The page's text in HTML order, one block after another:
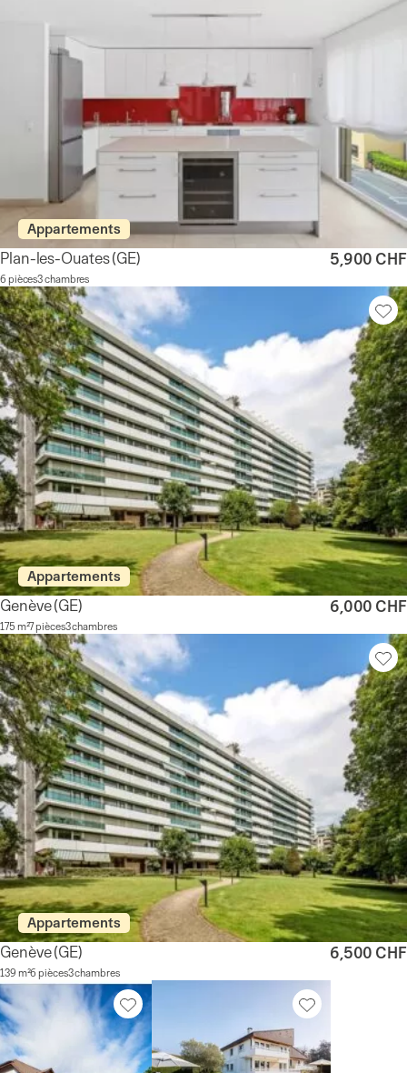
Appartements
Plan-les-Ouates(GE)
6 pièces3 chambres
5,900 CHF
Appartements
Genève(GE)
175 m²7 pièces3 chambres
6,000 CHF
Appartements
Genève(GE)
139 m²6 pièces3 chambres
6,500 CHF